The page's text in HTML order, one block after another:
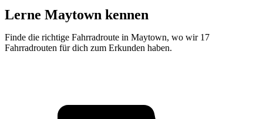
Lerne Maytown kennen
Finde die richtige Fahrradroute in Maytown, wo wir 17
Fahrradrouten für dich zum Erkunden haben.